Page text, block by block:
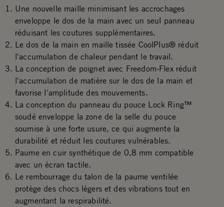
Une nouvelle maille minimisant les accrochages
enveloppe le dos de la main avec un seul panneau
réduisant les coutures supplémentaires.
Le dos de la main en maille tissée CoolPlus® réduit
l'accumulation de chaleur pendant le travail.
La conception de poignet avec Freedom-Flex réduit
l'accumulation de matière sur le dos de la main et
favorise l'amplitude des mouvements.
La conception du panneau du pouce Lock Ring™
soudé enveloppe la zone de la selle du pouce
soumise à une forte usure, ce qui augmente la
durabilité et réduit les coutures vulnérables.
Paume en cuir synthétique de 0,8 mm compatible
avec un écran tactile.
Le rembourrage du talon de la paume ventilée
protège des chocs légers et des vibrations tout en
augmentant la respirabilité.